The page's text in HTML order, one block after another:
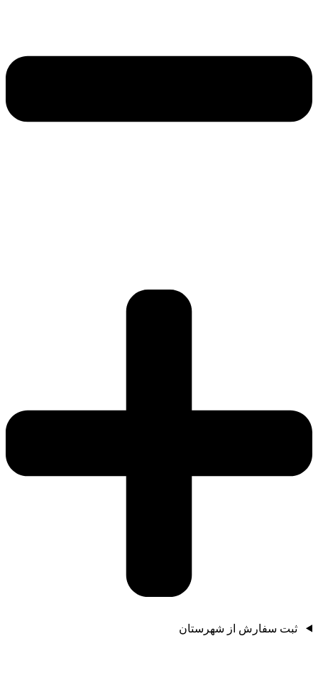
ثبت سفارش از شهرستان